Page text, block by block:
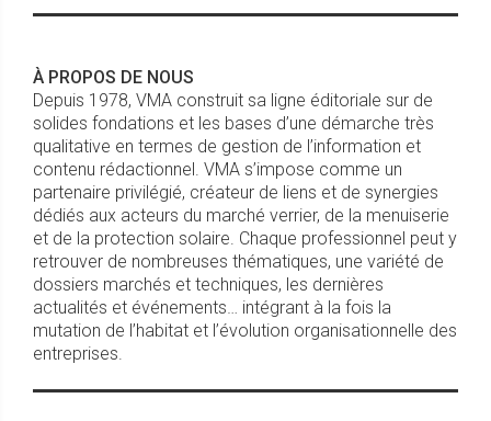
À PROPOS DE NOUS
Depuis 1978, VMA construit sa ligne éditoriale sur de
solides fondations et les bases d’une démarche très
qualitative en termes de gestion de l’information et
contenu rédactionnel. VMA s’impose comme un
partenaire privilégié, créateur de liens et de synergies
dédiés aux acteurs du marché verrier, de la menuiserie
et de la protection solaire. Chaque professionnel peut y
retrouver de nombreuses thématiques, une variété de
dossiers marchés et techniques, les dernières
actualités et événements… intégrant à la fois la
mutation de l’habitat et l’évolution organisationnelle des
entreprises.